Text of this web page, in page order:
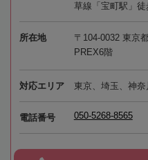
草線「宝町駅」徒
所在地
〒104-0032 東京
PREX6階
対応エリア 東京、埼玉、神
電話番号 050-5268-8565